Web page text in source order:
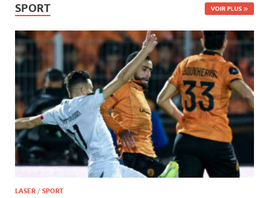
SPORT VOIR PLUS
LASER / SPORT